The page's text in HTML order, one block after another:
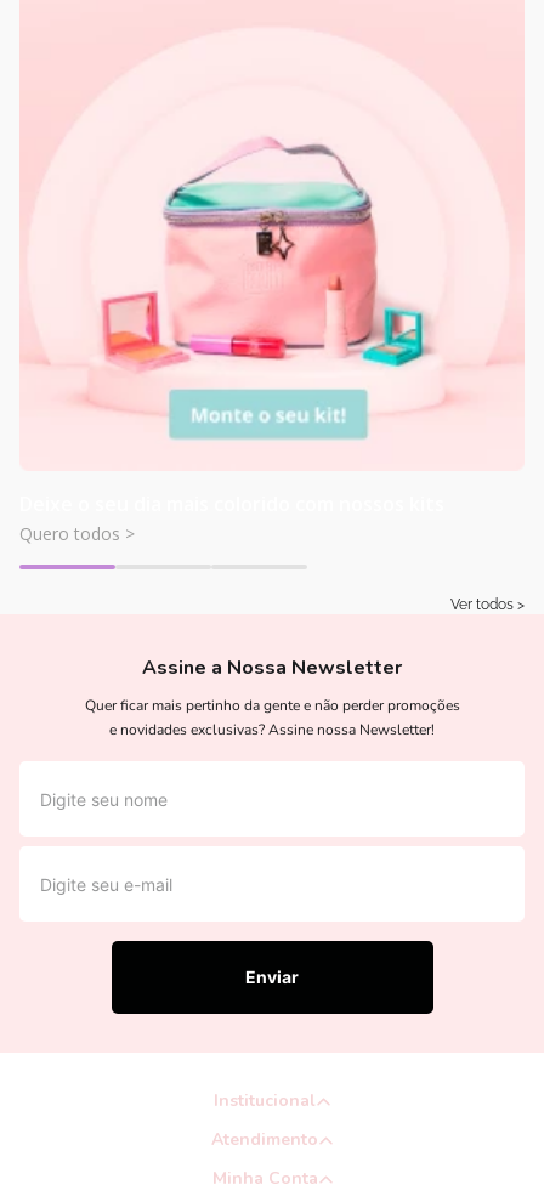
Quero todos >
Ver todos >
Assine a Nossa Newsletter
Quer ficar mais pertinho da gente e não perder promoções
e novidades exclusivas? Assine nossa Newsletter!
Enviar
Institucional
Atendimento
Minha Conta